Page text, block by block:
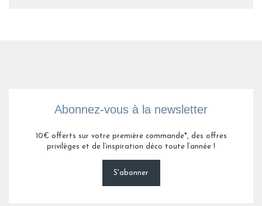
Abonnez-vous à la newsletter
10€ offerts sur votre première commande*, des offres
privilèges et de l’inspiration déco toute l’année !
S'abonner